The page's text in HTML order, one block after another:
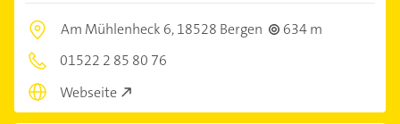
Am Mühlenheck 6,18528 Bergen
634 m
01522 2 85 80 76
Webseite